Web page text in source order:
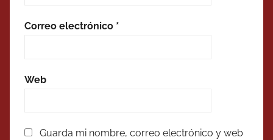
Correo electrónico *
Web
Guarda mi nombre, correo electrónico y web